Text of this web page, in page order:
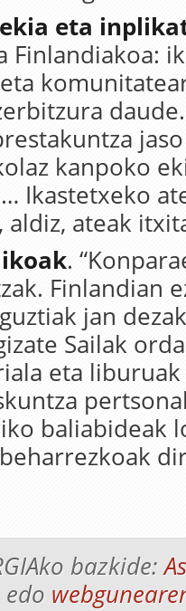
eta
Finlandiakoa:
kanpoko
Ikastetxeko
ateak
.
Finlandian
jan
Sailak
eta
baliabideak
bazkide:
edo